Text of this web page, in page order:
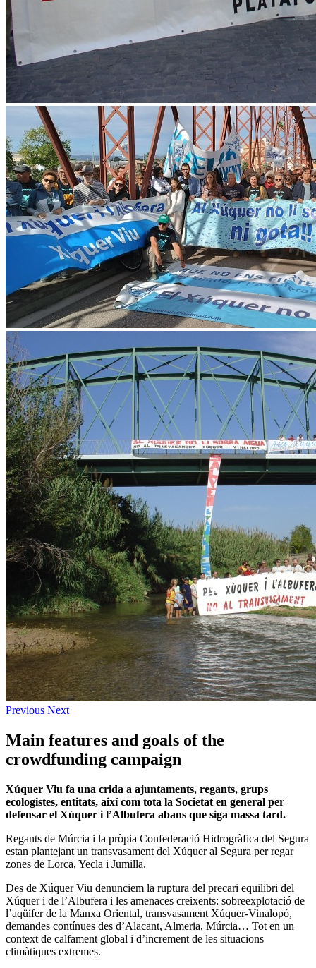
Previous Next
Main features and goals of the
crowdfunding campaign
Xúquer Viu fa una crida a ajuntaments, regants, grups
ecologistes, entitats, així com tota la Societat en general per
defensar el Xúquer i l’Albufera abans que siga massa tard.
Regants de Múrcia i la pròpia Confederació Hidrogràfica del Segura
estan plantejant un transvasament del Xúquer al Segura per regar
zones de Lorca, Yecla i Jumilla.
Des de Xúquer Viu denunciem la ruptura del precari equilibri del
Xúquer i de l’Albufera i les amenaces creixents: sobreexplotació de
l’aqüífer de la Manxa Oriental, transvasament Xúquer-Vinalopó,
demandes contínues des d’Alacant, Almeria, Múrcia… Tot en un
context de calfament global i d’increment de les situacions
climàtiques extremes.